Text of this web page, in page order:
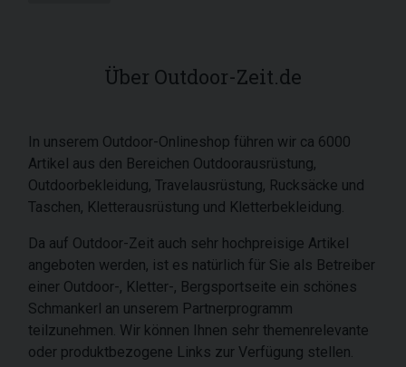
Über Outdoor-Zeit.de
In unserem Outdoor-Onlineshop führen wir ca 6000
Artikel aus den Bereichen Outdoorausrüstung,
Outdoorbekleidung, Travelausrüstung, Rucksäcke und
Taschen, Kletterausrüstung und Kletterbekleidung.
Da auf Outdoor-Zeit auch sehr hochpreisige Artikel
angeboten werden, ist es natürlich für Sie als Betreiber
einer Outdoor-, Kletter-, Bergsportseite ein schönes
Schmankerl an unserem Partnerprogramm
teilzunehmen. Wir können Ihnen sehr themenrelevante
oder produktbezogene Links zur Verfügung stellen.